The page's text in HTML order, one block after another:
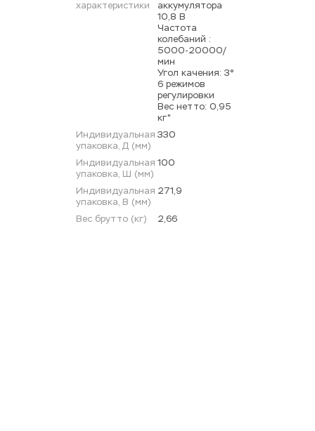
характеристики
аккумулятора
10,8 В
Частота
колебаний :
5000-20000/
мин
Угол качения: 3°
6 режимов
регулировки
Вес нетто: 0,95
кг"
Индивидуальная
упаковка, Д (мм)
330
Индивидуальная
упаковка, Ш (мм)
100
Индивидуальная
упаковка, В (мм)
271,9
Вес брутто (кг) 2,66